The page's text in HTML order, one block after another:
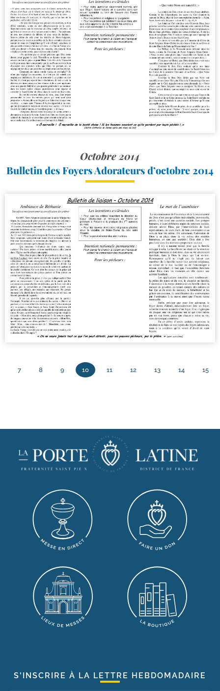
Octobre 2014
Bulletin des Foyers Adorateurs d’octobre 2014
7 8 9 10 11 12 13 14 15
S'INSCRIRE À LA LETTRE HEBDOMADAIRE